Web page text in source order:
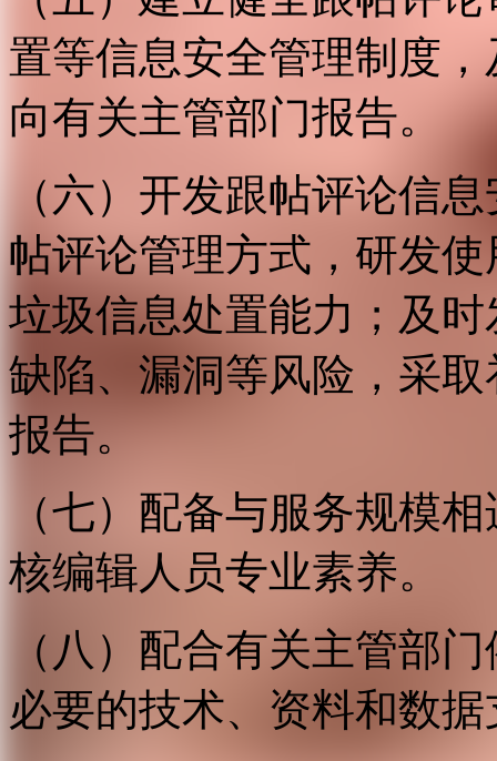
置等信息安全管理制度
向有关主管部门报告。
（六）开发跟帖评论信
帖评论管理方式，研发
垃圾信息处置能力；及
缺陷、漏洞等风险，采
报告。
（七）配备与服务规模
核编辑人员专业素养。
（八）配合有关主管部
必要的技术、资料和数